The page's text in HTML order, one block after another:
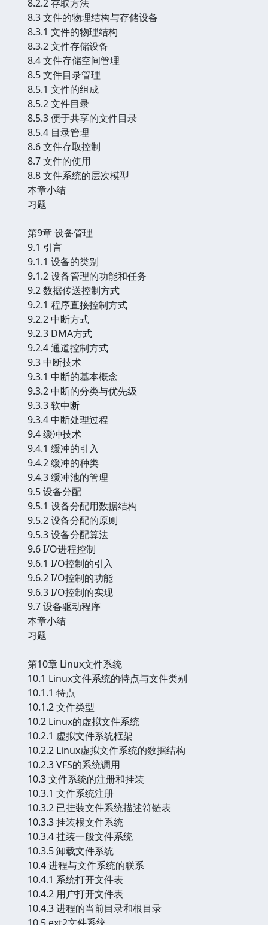
8.2.2 存取方法
8.3 文件的物理结构与存储设备
8.3.1 文件的物理结构
8.3.2 文件存储设备
8.4 文件存储空间管理
8.5 文件目录管理
8.5.1 文件的组成
8.5.2 文件目录
8.5.3 便于共享的文件目录
8.5.4 目录管理
8.6 文件存取控制
8.7 文件的使用
8.8 文件系统的层次模型
本章小结
习题
第9章 设备管理
9.1 引言
9.1.1 设备的类别
9.1.2 设备管理的功能和任务
9.2 数据传送控制方式
9.2.1 程序直接控制方式
9.2.2 中断方式
9.2.3 DMA方式
9.2.4 通道控制方式
9.3 中断技术
9.3.1 中断的基本概念
9.3.2 中断的分类与优先级
9.3.3 软中断
9.3.4 中断处理过程
9.4 缓冲技术
9.4.1 缓冲的引入
9.4.2 缓冲的种类
9.4.3 缓冲池的管理
9.5 设备分配
9.5.1 设备分配用数据结构
9.5.2 设备分配的原则
9.5.3 设备分配算法
9.6 I/O进程控制
9.6.1 I/O控制的引入
9.6.2 I/O控制的功能
9.6.3 I/O控制的实现
9.7 设备驱动程序
本章小结
习题
第10章 Linux文件系统
10.1 Linux文件系统的特点与文件类别
10.1.1 特点
10.1.2 文件类型
10.2 Linux的虚拟文件系统
10.2.1 虚拟文件系统框架
10.2.2 Linux虚拟文件系统的数据结构
10.2.3 VFS的系统调用
10.3 文件系统的注册和挂装
10.3.1 文件系统注册
10.3.2 已挂装文件系统描述符链表
10.3.3 挂装根文件系统
10.3.4 挂装一般文件系统
10.3.5 卸载文件系统
10.4 进程与文件系统的联系
10.4.1 系统打开文件表
10.4.2 用户打开文件表
10.4.3 进程的当前目录和根目录